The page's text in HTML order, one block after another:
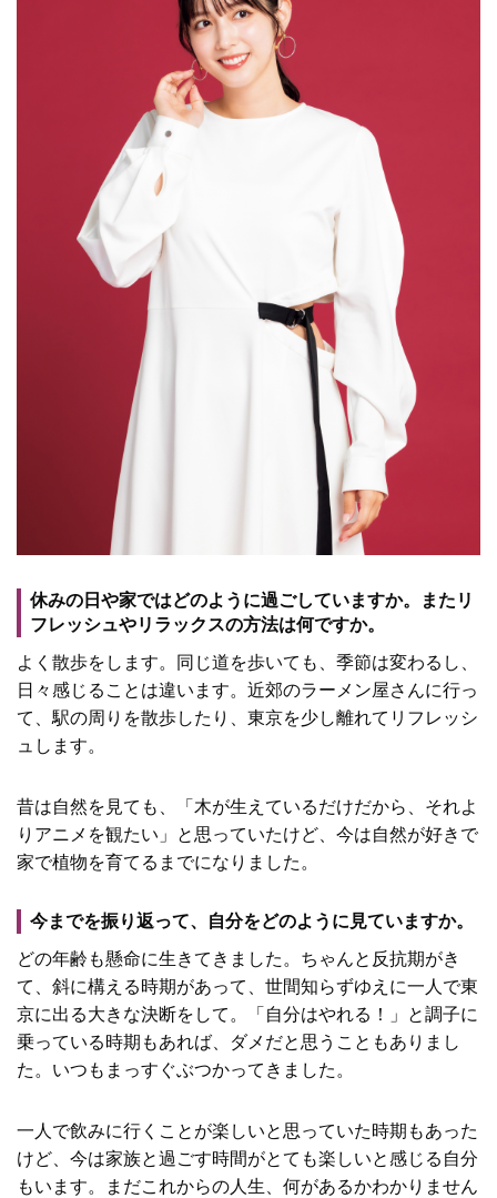
休みの日や家ではどのように過ごしていますか。またリ
フレッシュやリラックスの方法は何ですか。
よく散歩をします。同じ道を歩いても、季節は変わるし、
日々感じることは違います。近郊のラーメン屋さんに行っ
て、駅の周りを散歩したり、東京を少し離れてリフレッシ
ュします。
昔は自然を見ても、「木が生えているだけだから、それよ
りアニメを観たい」と思っていたけど、今は自然が好きで
家で植物を育てるまでになりました。
今までを振り返って、自分をどのように見ていますか。
どの年齢も懸命に生きてきました。ちゃんと反抗期がき
て、斜に構える時期があって、世間知らずゆえに一人で東
京に出る大きな決断をして。「自分はやれる！」と調子に
乗っている時期もあれば、ダメだと思うこともありまし
た。いつもまっすぐぶつかってきました。
一人で飲みに行くことが楽しいと思っていた時期もあった
けど、今は家族と過ごす時間がとても楽しいと感じる自分
もいます。まだこれからの人生、何があるかわかりません